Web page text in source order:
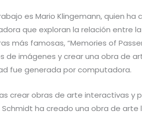
es Mario Klingemann, quien ha
que exploran la relación entre
más famosas, “Memories of
de imágenes y crear una obra de
fue generada por computadora.
crear obras de arte interactivas y
ha creado una obra de arte